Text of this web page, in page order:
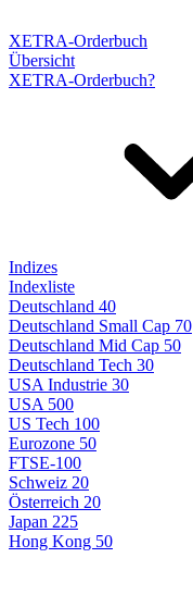
XETRA-Orderbuch
Übersicht
XETRA-Orderbuch?
Indizes
Indexliste
Deutschland 40
Deutschland Small Cap 70
Deutschland Mid Cap 50
Deutschland Tech 30
USA Industrie 30
USA 500
US Tech 100
Eurozone 50
FTSE-100
Schweiz 20
Österreich 20
Japan 225
Hong Kong 50